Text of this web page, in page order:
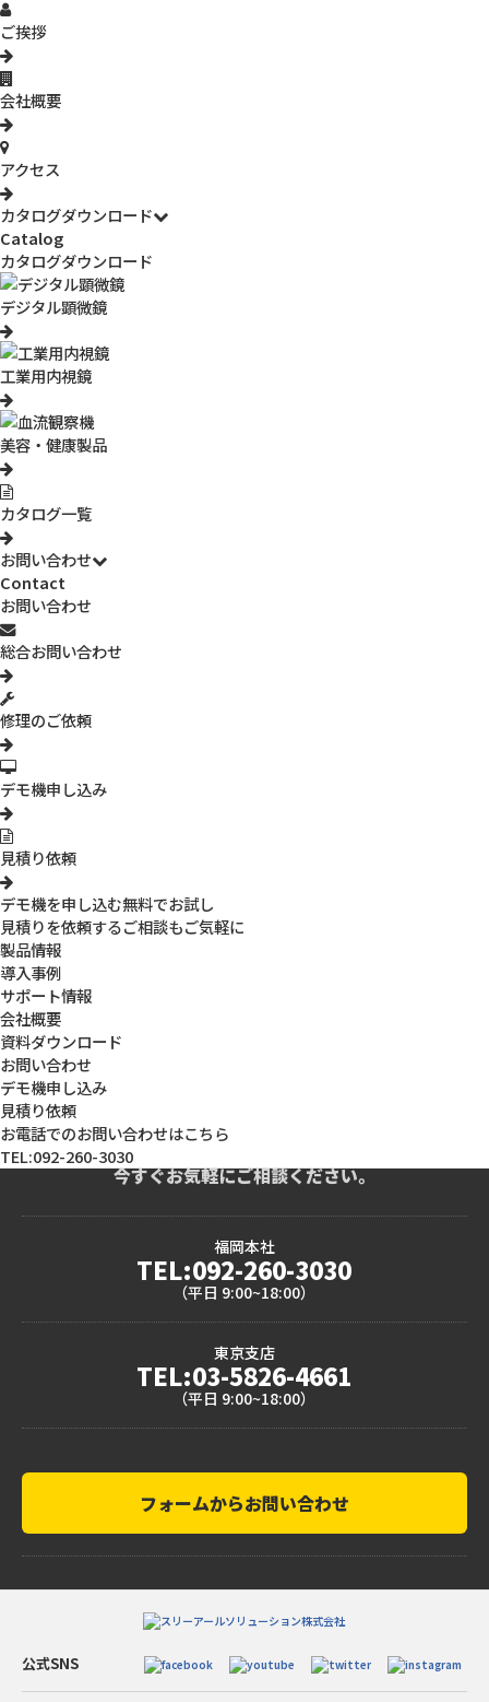
ご挨拶
会社概要
アクセス
カタログダウンロード
Catalog
カタログダウンロード
デジタル顕微鏡
工業用内視鏡
美容・健康製品
カタログ一覧
お問い合わせ
Contact
お問い合わせ
総合お問い合わせ
修理のご依頼
デモ機申し込み
見積り依頼
デモ機を申し込む無料でお試し
見積りを依頼するご相談もご気軽に
製品情報
導入事例
サポート情報
会社概要
資料ダウンロード
お問い合わせ
デモ機申し込み
見積り依頼
お電話でのお問い合わせはこちら
TEL:092-260-3030
3R-FLH08
INOVA くねくねスマホホルダー
3R-FLH09
INOVA くねくねホルダー U
見積りを依頼する
今すぐお気軽にご相談ください。
福岡本社
TEL:092-260-3030
（平日 9:00~18:00）
東京支店
TEL:03-5826-4661
（平日 9:00~18:00）
フォームからお問い合わせ
公式SNS